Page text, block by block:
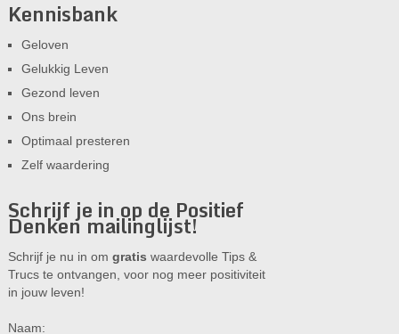
Kennisbank
Geloven
Gelukkig Leven
Gezond leven
Ons brein
Optimaal presteren
Zelf waardering
Schrijf je in op de Positief
Denken mailinglijst!
Schrijf je nu in om gratis waardevolle Tips &
Trucs te ontvangen, voor nog meer positiviteit
in jouw leven!
Naam: